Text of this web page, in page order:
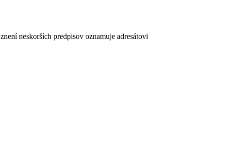
neskorších predpisov oznamuje adresátovi